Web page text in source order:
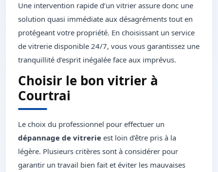
Une intervention rapide d’un vitrier assure donc une
solution quasi immédiate aux désagréments tout en
protégeant votre propriété. En choisissant un service
de vitrerie disponible 24/7, vous vous garantissez une
tranquillité d’esprit inégalée face aux imprévus.
Choisir le bon vitrier à
Courtrai
Le choix du professionnel pour effectuer un
dépannage de vitrerie est loin d’être pris à la
légère. Plusieurs critères sont à considérer pour
garantir un travail bien fait et éviter les mauvaises